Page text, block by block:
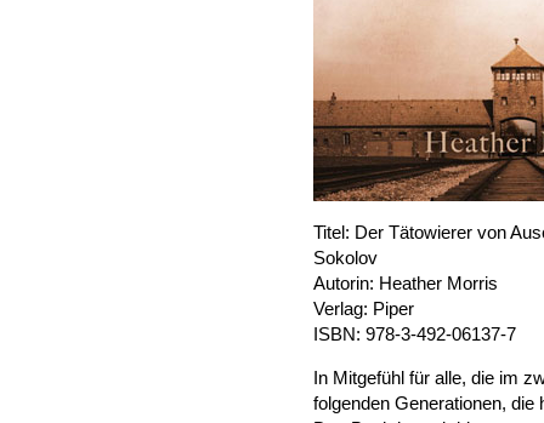
Titel: Der Tätowierer von
Sokolov
Autorin: Heather Morris
Verlag: Piper
ISBN: 978-3-492-06137-7
In Mitgefühl für alle, die im
folgenden Generationen, die